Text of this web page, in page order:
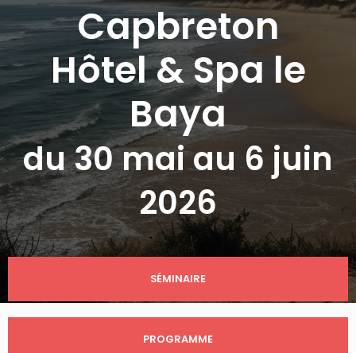
Capbreton
Hôtel & Spa le
Baya
du 30 mai au 6 juin
2026
SÉMINAIRE
PROGRAMME